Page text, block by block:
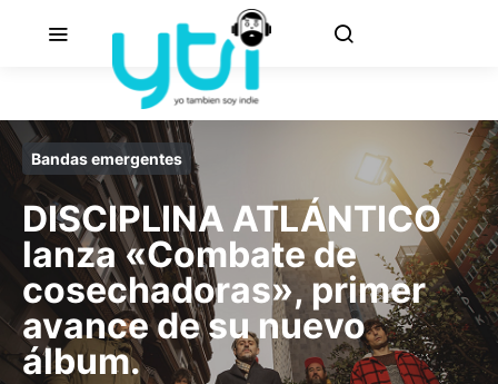
Bandas emergentes
DISCIPLINA ATLÁNTICO
lanza «Combate de
cosechadoras», primer
avance de su nuevo
álbum.